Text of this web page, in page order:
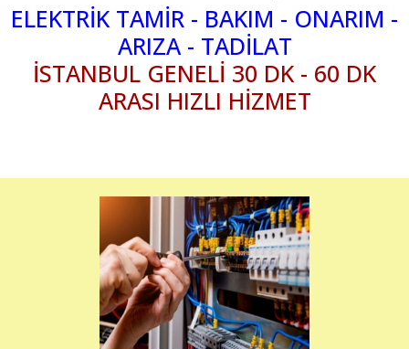
ELEKTRİK TAMİR - BAKIM - ONARIM -
ARIZA - TADİLAT
İSTANBUL GENELİ 30 DK - 60 DK
ARASI HIZLI HİZMET